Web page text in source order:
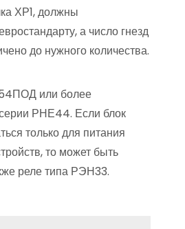
ХР1, должны
а число гнезд
до нужного количества.
или более
РНЕ44. Если блок
только для питания
то может быть
реле типа РЭН33.